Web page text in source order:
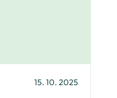
15. 10. 2025